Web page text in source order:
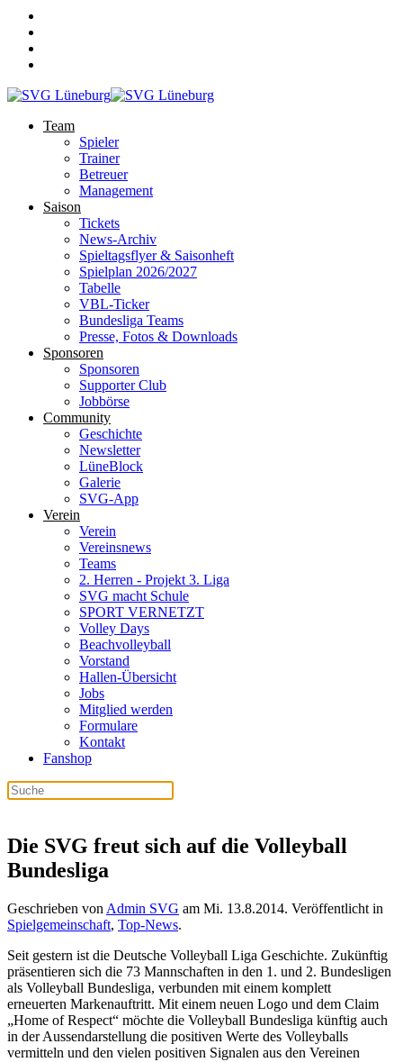
Team
Spieler
Trainer
Betreuer
Management
Saison
Tickets
News-Archiv
Spieltagsflyer & Saisonheft
Spielplan 2026/2027
Tabelle
VBL-Ticker
Bundesliga Teams
Presse, Fotos & Downloads
Sponsoren
Sponsoren
Supporter Club
Jobbörse
Community
Geschichte
Newsletter
LüneBlock
Galerie
SVG-App
Verein
Verein
Vereinsnews
Teams
2. Herren - Projekt 3. Liga
SVG macht Schule
SPORT VERNETZT
Volley Days
Beachvolleyball
Vorstand
Hallen-Übersicht
Jobs
Mitglied werden
Formulare
Kontakt
Fanshop
Die SVG freut sich auf die Volleyball
Bundesliga
Geschrieben von Admin SVG am Mi. 13.8.2014. Veröffentlicht in
Spielgemeinschaft, Top-News.
Seit gestern ist die Deutsche Volleyball Liga Geschichte. Zukünftig
präsentieren sich die 73 Mannschaften in den 1. und 2. Bundesligen
als Volleyball Bundesliga, verbunden mit einem komplett
erneuerten Markenauftritt. Mit einem neuen Logo und dem Claim
„Home of Respect“ möchte die Volleyball Bundesliga künftig auch
in der Aussendarstellung die positiven Werte des Volleyballs
vermitteln und den vielen positiven Signalen aus den Vereinen